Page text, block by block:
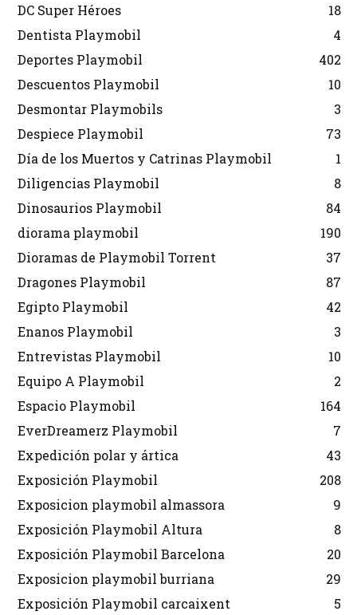
DC Super Héroes
18
Dentista Playmobil
4
Deportes Playmobil
402
Descuentos Playmobil
10
Desmontar Playmobils
3
Despiece Playmobil
73
Día de los Muertos y Catrinas Playmobil
1
Diligencias Playmobil
8
Dinosaurios Playmobil
84
diorama playmobil
190
Dioramas de Playmobil Torrent
37
Dragones Playmobil
87
Egipto Playmobil
42
Enanos Playmobil
3
Entrevistas Playmobil
10
Equipo A Playmobil
2
Espacio Playmobil
164
EverDreamerz Playmobil
7
Expedición polar y ártica
43
Exposición Playmobil
208
Exposicion playmobil almassora
9
Exposición Playmobil Altura
8
Exposición Playmobil Barcelona
20
Exposicion playmobil burriana
29
Exposición Playmobil carcaixent
5